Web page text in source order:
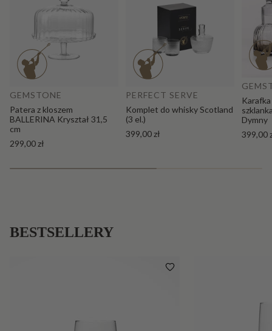
Dodaj do koszyka
GEMSTONE
Patera z kloszem
BALLERINA Kryształ 31,5
cm
299,00 zł
PERFECT SERVE
Komplet do whisky Scotland
(3 el.)
399,00 zł
Dymny
399,00
BESTSELLERY